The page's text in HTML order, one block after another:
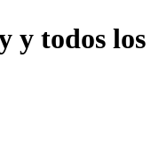
y todos los